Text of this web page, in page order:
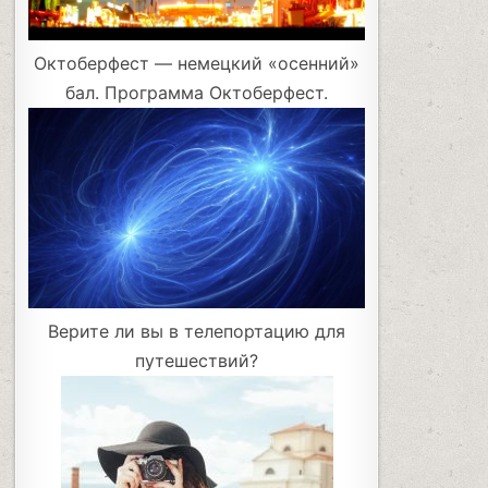
Октоберфест — немецкий «осенний»
бал. Программа Октоберфест.
Верите ли вы в телепортацию для
путешествий?